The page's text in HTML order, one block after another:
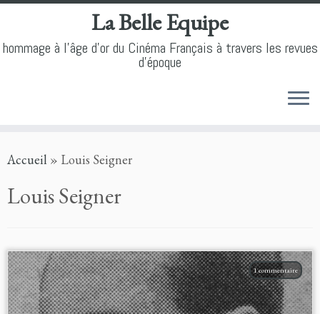
to
La Belle Equipe
hommage à l'âge d'or du Cinéma Français à travers les revues
d'époque
Accueil » Louis Seigner
Louis Seigner
1 commentaire